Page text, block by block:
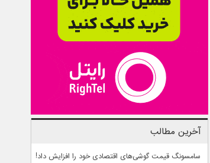
آخرین مطالب
سامسونگ قیمت گوشی‌های اقتصادی خود را افزایش داد!